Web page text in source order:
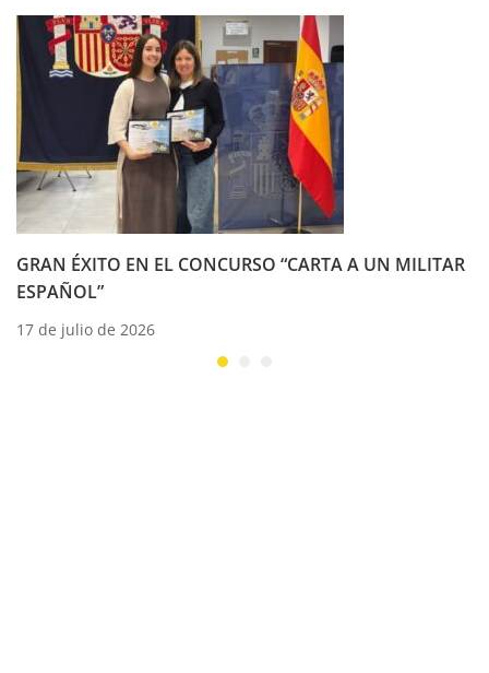
GRAN ÉXITO EN EL CONCURSO “CARTA A UN MILITAR
ESPAÑOL”
17 de julio de 2026